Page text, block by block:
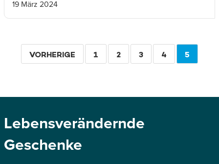
19 März 2024
Seitennummerierung
VORHERIGE
VORHERIGE SEITE
1 SEITE
2 SEITE
3 SEITE
4 5
Lebensverändernde
Geschenke